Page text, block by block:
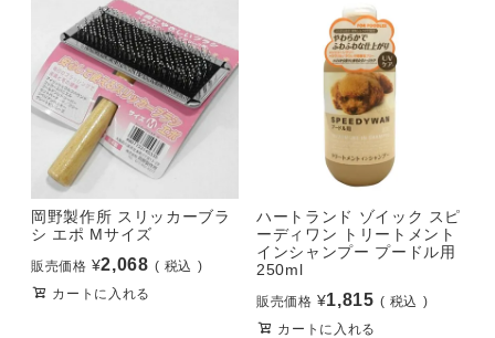
岡野製作所 スリッカーブラ
シ エポ Mサイズ
販売価格 ¥2,068
税込
カートに入れる
ハートランド ゾイック スピ
ーディワン トリートメント
インシャンプー プードル用
250ml
販売価格 ¥1,815
税込
カートに入れる